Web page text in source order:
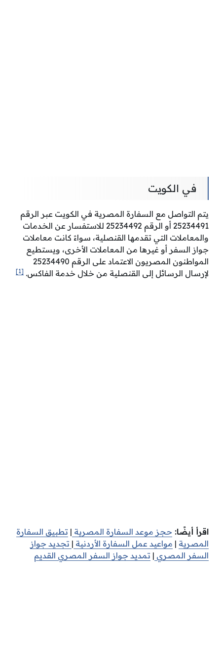
في الكويت
يتم التواصل مع السفارة المصرية في الكويت عبر الرقم
25234491 أو الرقم 25234492 للاستفسار عن الخدمات
والمعاملات التي تقدمها القنصلية، سواءً كانت معاملات
جواز السفر أو غيرها من المعاملات الأخرى، ويستطيع
المواطنون المصريون الاعتماد على الرقم 25234490
لإرسال الرسائل إلى القنصلية من خلال خدمة الفاكس. [1]
اقرأ أيضًا: حجز موعد السفارة المصرية | تطبيق السفارة
المصرية | مواعيد عمل السفارة الأردنية | تجديد جواز
السفر المصري | تمديد جواز السفر المصري القديم